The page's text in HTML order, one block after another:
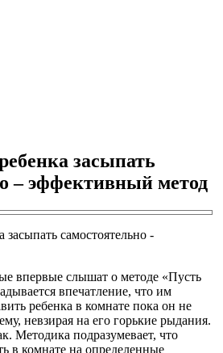
засыпать
– эффективный метод
впервые слышат о методе «Пусть
впечатление, что им
ребенка в комнате пока он не
невзирая на его горькие рыдания.
Методика подразумевает, что
в комнате на определенные